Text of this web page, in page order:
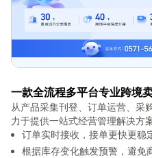
一款全流程多平台专业跨境
从产品采集刊登、订单运营、采
力于提供一站式经营管理解决方
订单实时接收，接单更快更稳
根据库存变化触发预警，避免